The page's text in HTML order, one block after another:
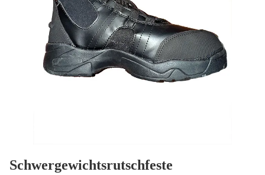
Schwergewichtsrutschfeste